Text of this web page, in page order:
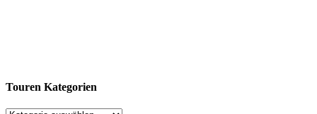
Touren Kategorien